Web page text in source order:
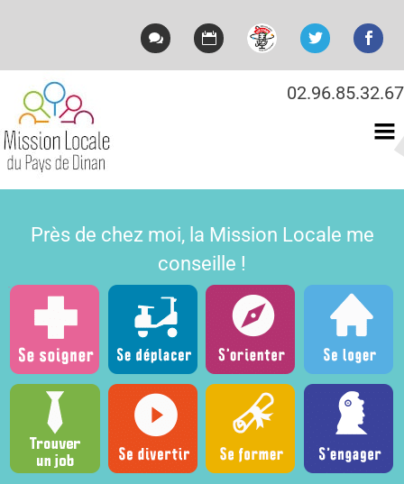
02.96.85.32.67
Près de chez moi, la Mission Locale me
conseille !